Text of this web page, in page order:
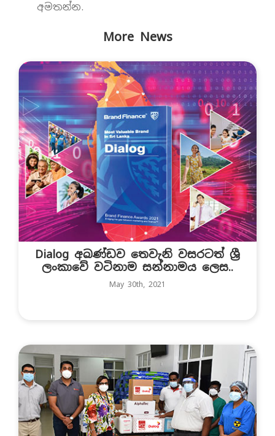
අමතන්න.
More News
Dialog අඛණ්ඩව තෙවැනි වසරටත් ශ්‍රී
ලංකාවේ වටිනාම සන්නාමය ලෙස..
May 30th, 2021